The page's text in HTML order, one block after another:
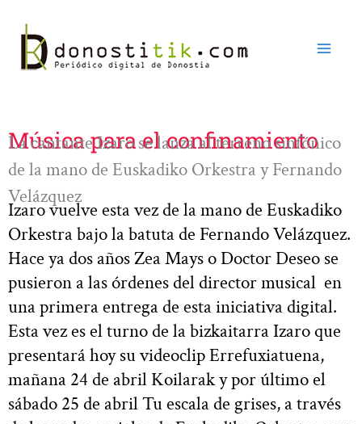
contenido
Música para el confinamiento
La cantante Izaro se lanza al terreno sinfónico
de la mano de Euskadiko Orkestra y Fernando
Velázquez
Izaro vuelve esta vez de la mano de Euskadiko
Orkestra bajo la batuta de Fernando Velázquez.
Hace ya dos años Zea Mays o Doctor Deseo se
pusieron a las órdenes del director musical en
una primera entrega de esta iniciativa digital.
Esta vez es el turno de la bizkaitarra Izaro que
presentará hoy su videoclip Errefuxiatuena,
mañana 24 de abril Koilarak y por último el
sábado 25 de abril Tu escala de grises, a través